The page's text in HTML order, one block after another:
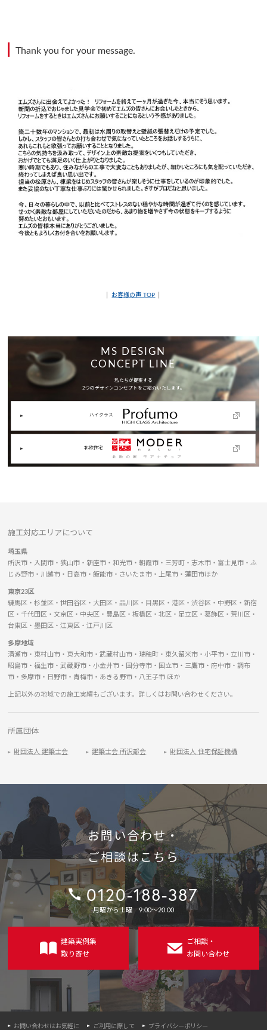
Thank you for your message.
お客様の声 TOP
MS DESIGN
CONCEPT LINE
私たちが提案する
2つのデザインコンセプトをご紹介いたします。
ハイクラス
北欧住宅
施工対応エリアについて
埼玉県
所沢市・入間市・狭山市・新座市・和光市・朝霞市・三芳町・志木市・富士見市・ふ
じみ野市・川越市・日高市・飯能市・さいたま市・上尾市・蓮田市ほか
東京23区
練馬区・杉並区・世田谷区・大田区・品川区・目黒区・港区・渋谷区・中野区・新宿
区・千代田区・文京区・中央区・豊島区・板橋区・北区・足立区・葛飾区・荒川区・
台東区・墨田区・江東区・江戸川区
多摩地域
清瀬市・東村山市・東大和市・武蔵村山市・瑞穂町・東久留米市・小平市・立川市・
昭島市・福生市・武蔵野市・小金井市・国分寺市・国立市・三鷹市・府中市・調布
市・多摩市・日野市・青梅市・あきる野市・八王子市 ほか
上記以外の地域での施工実績もございます。詳しくはお問い合わせください。
所属団体
財団法人 建築士会 建築士会 所沢部会 財団法人 住宅保証機構
お問い合わせ・
ご相談はこちら
電
話
番
0120-188-387
月曜から土曜 9:00〜20:00
建築実例集
取り寄せ
ご相談・
お問い合わせ
お問い合わせはお気軽に ご利用に際して プライバシーポリシー